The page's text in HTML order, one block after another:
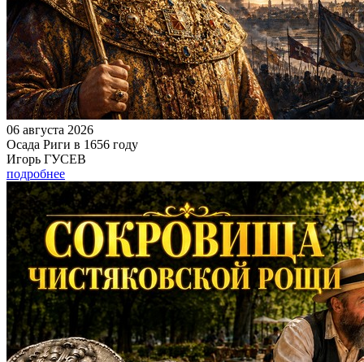
06 августа 2026
Осада Риги в 1656 году
Игорь ГУСЕВ
подробнее